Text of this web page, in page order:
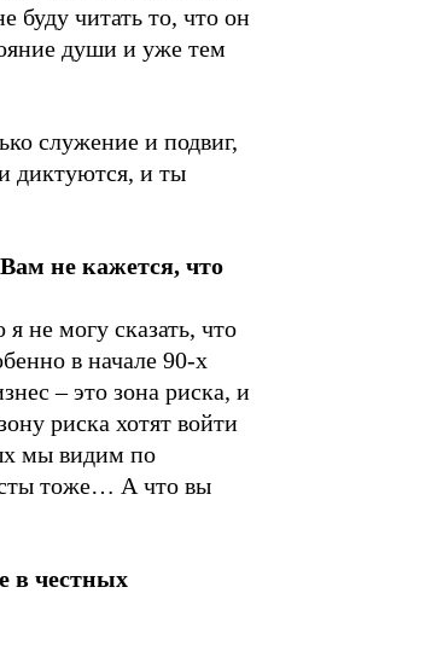
буду читать то, что он
души и уже тем
служение и подвиг,
диктуются, и ты
не кажется, что
не могу сказать, что
в начале 90-х
– это зона риска, и
риска хотят войти
мы видим по
тоже… А что вы
в честных